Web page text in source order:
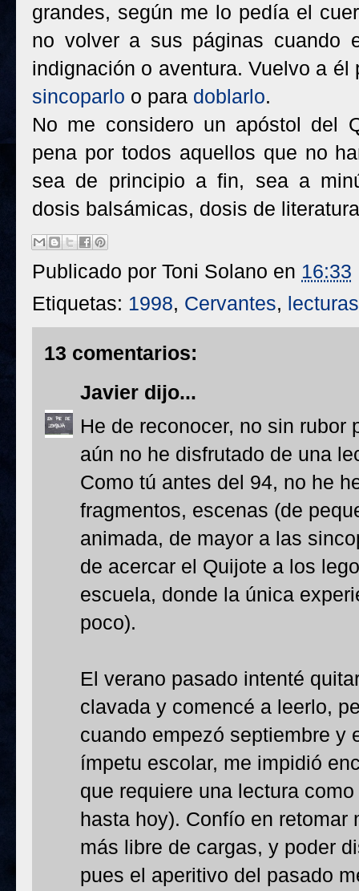
grandes, según me lo pedía el
no volver a sus páginas cuando
indignación o aventura. Vuelvo a
sincoparlo o para doblarlo.
No me considero un apóstol del
pena por todos aquellos que no
sea de principio a fin, sea a
dosis balsámicas, dosis de
Publicado por Toni Solano en 16:33
Etiquetas: 1998, Cervantes, lecturas
13 comentarios:
Javier dijo...
He de reconocer, no sin rubor
aún no he disfrutado de una
Como tú antes del 94, no he
fragmentos, escenas (de
animada, de mayor a las
de acercar el Quijote a los
escuela, donde la única
poco).
El verano pasado intenté
clavada y comencé a leerlo,
cuando empezó septiembre y
ímpetu escolar, me impidió
que requiere una lectura
hasta hoy). Confío en retomar
más libre de cargas, y poder
pues el aperitivo del pasado